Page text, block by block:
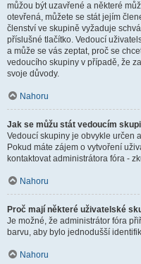
můžou být uzavřené a některé
otevřená, můžete se stát jejím
členství ve skupině vyžaduje
příslušné tlačítko. Vedoucí
a může se vás zeptat, proč se
vedoucího skupiny v případě, že
svoje důvody.
Nahoru
Jak se můžu stát vedoucím
Vedoucí skupiny je obvykle určen
Pokud máte zájem o vytvoření
kontaktovat administrátora fóra -
Nahoru
Proč mají některé uživatelské
Je možné, že administrátor fóra
barvu, aby bylo jednodušší
Nahoru